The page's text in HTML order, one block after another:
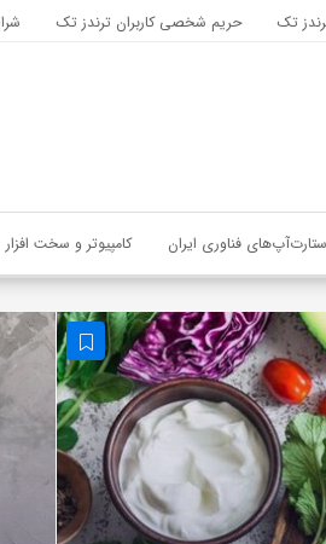
تک حریم شخصی کاربران ترندز تک
فناوری ایران کامپیوتر و سخت افزار